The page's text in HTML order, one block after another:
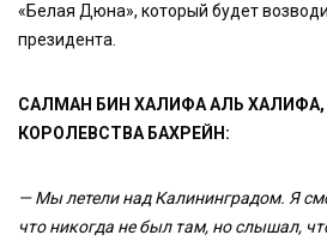
«Белая Дюна», который будет
президента.
САЛМАН БИН ХАЛИФА АЛЬ
КОРОЛЕВСТВА БАХРЕЙН:
— Мылетели над Калининградом. Я
что никогда не был там, но слышал,